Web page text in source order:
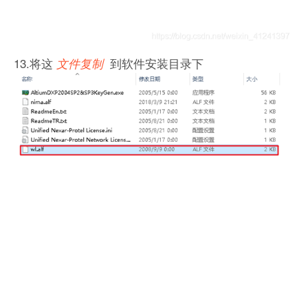
13.将这 文件复制 到软件安装目录下